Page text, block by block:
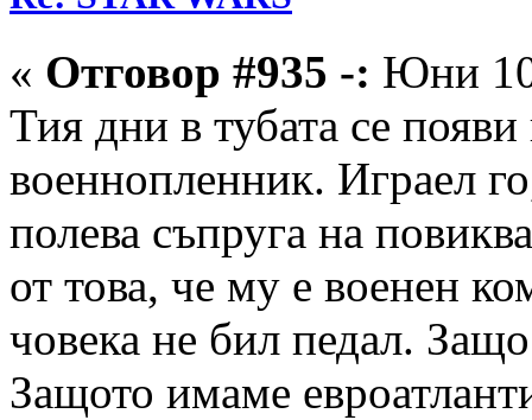
« Отговор #935 -: Юни
Тия дни в тубата се
военнопленник. Играел
полева съпруга на
от това, че му е военен
човека не бил педал. Защо
Защото имаме